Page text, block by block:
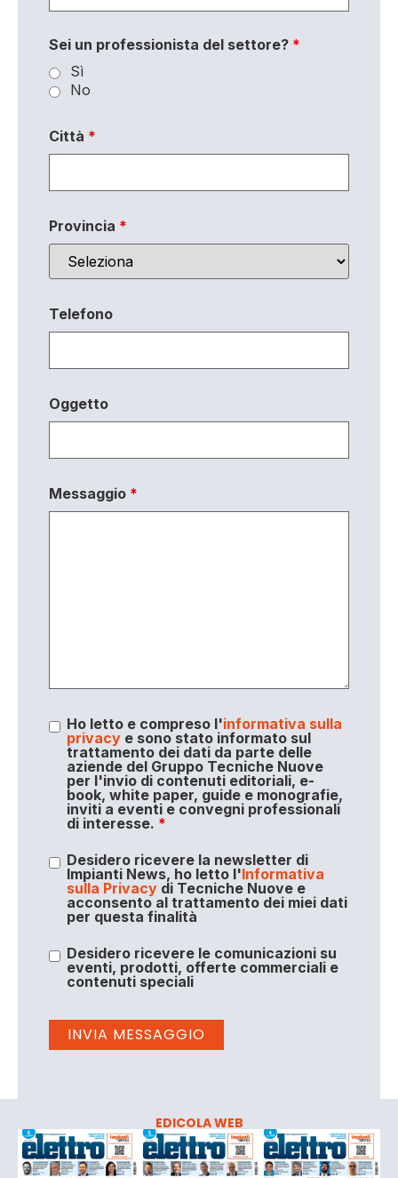
Sei un professionista del settore? *
Sì
No
Città *
Provincia *
Telefono
Oggetto
Messaggio *
Ho letto e compreso l'informativa sulla
privacye sono stato informato sul
trattamento dei dati da parte delle
aziende del Gruppo Tecniche Nuove
per l'invio di contenuti editoriali, e-
book, white paper, guide e monografie,
inviti a eventi e convegni professionali
di interesse. *
Desidero ricevere la newsletter di
Impianti News, ho letto l'Informativa
sulla Privacydi Tecniche Nuove e
acconsento al trattamento dei miei dati
per questa finalità
Desidero ricevere le comunicazioni su
eventi, prodotti, offerte commerciali e
contenuti speciali
EDICOLA WEB